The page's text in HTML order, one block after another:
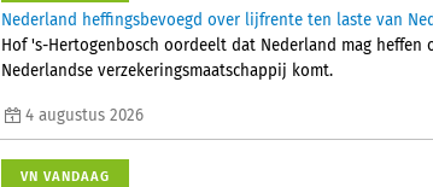
Nederland heffingsbevoegd over lijfrente ten laste van
Hof 's-Hertogenbosch oordeelt dat Nederland mag
Nederlandse verzekeringsmaatschappij komt.
4 augustus 2026
VN VANDAAG